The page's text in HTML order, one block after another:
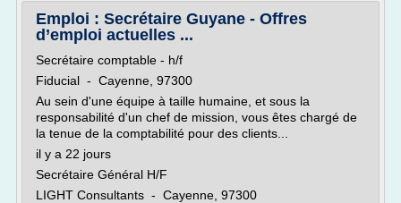
Emploi : Secrétaire Guyane - Offres
d’emploi actuelles ...
Secrétaire comptable - h/f
Fiducial - Cayenne, 97300
Au sein d'une équipe à taille humaine, et sous la
responsabilité d'un chef de mission, vous êtes chargé de
la tenue de la comptabilité pour des clients...
il y a 22 jours
Secrétaire Général H/F
LIGHT Consultants - Cayenne, 97300